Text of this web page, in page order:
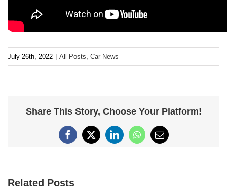
July 26th, 2022 All Posts, Car News
Share This Story, Choose Your Platform!
Facebook
X LinkedInWhatsApp
Email
Related Posts